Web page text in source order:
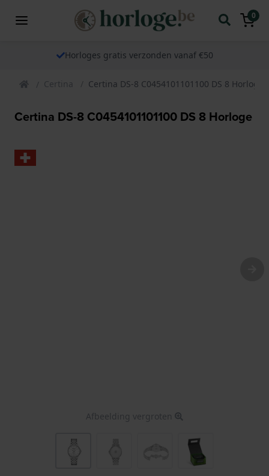
0
Horloges gratis verzonden vanaf €50
Certina Certina DS-8 C0454101101100 DS 8 Horloge
Certina DS-8 C0454101101100 DS 8 Horloge
Afbeelding vergroten